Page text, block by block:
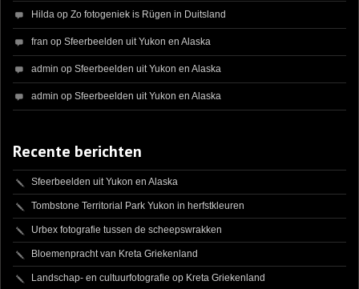
Hilda op Zo fotogeniek is Rügen in Duitsland
fran op Sfeerbeelden uit Yukon en Alaska
admin op Sfeerbeelden uit Yukon en Alaska
admin op Sfeerbeelden uit Yukon en Alaska
Recente berichten
Sfeerbeelden uit Yukon en Alaska
Tombstone Territorial Park Yukon in herfstkleuren
Urbex fotografie tussen de scheepswrakken
Bloemenpracht van Kreta Griekenland
Landschap- en cultuurfotografie op Kreta Griekenland